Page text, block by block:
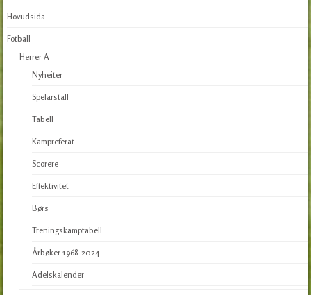
Hovudsida
Fotball
Herrer A
Nyheiter
Spelarstall
Tabell
Kampreferat
Scorere
Effektivitet
Børs
Treningskamptabell
Årbøker 1968-2024
Adelskalender